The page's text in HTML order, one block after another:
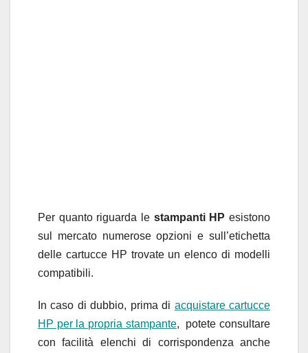
Per quanto riguarda le stampanti HP esistono
sul mercato numerose opzioni e sull’etichetta
delle cartucce HP trovate un elenco di modelli
compatibili.
In caso di dubbio, prima di acquistare cartucce
HP per la propria stampante, potete consultare
con facilità elenchi di corrispondenza anche